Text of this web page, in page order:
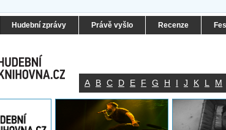
Hudební zprávy Právě vyšlo Recenze
A B C D E F G H I J K L M